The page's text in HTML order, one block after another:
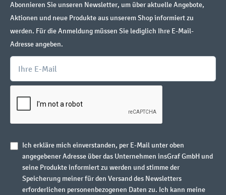
Abonnieren Sie unseren Newsletter, um über aktuelle Angebote,
Aktionen und neue Produkte aus unserem Shop informiert zu
werden. Für die Anmeldung müssen Sie lediglich Ihre E-Mail-
Adresse angeben.
Ich erkläre mich einverstanden, per E-Mail unter oben
angegebener Adresse über das Unternehmen insGraf GmbH und
seine Produkte informiert zu werden und stimme der
Speicherung meiner für den Versand des Newsletters
erforderlichen personenbezogenen Daten zu. Ich kann meine